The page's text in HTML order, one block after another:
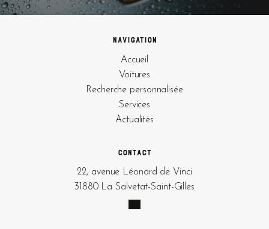
Navigation
Accueil
Voitures
Recherche personnalisée
Services
Actualités
Contact
22, avenue Léonard de Vinci
31880 La Salvetat-Saint-Gilles